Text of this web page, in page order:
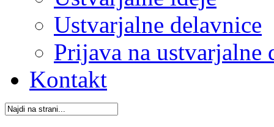
Ustvarjalne delavnice
Prijava na ustvarjalne
Kontakt